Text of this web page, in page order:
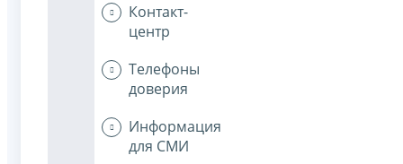
Контакт-
центр
Телефоны
доверия
Информация
для СМИ